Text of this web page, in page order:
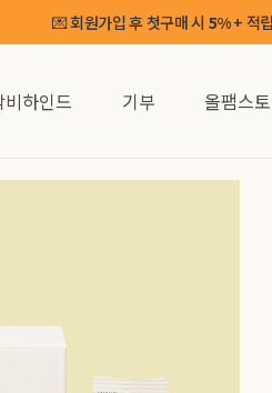
💌 회원가입 후 첫구매 시 5%+ 적
비하인드 기부 올팸스